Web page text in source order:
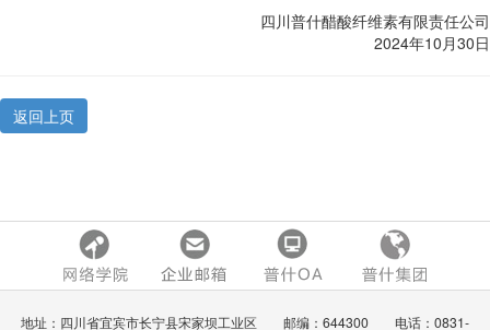
四川普什醋酸纤维素有限责任公司
2024年10月30日
返回上页
地址：四川省宜宾市长宁县宋家坝工业区 邮编：644300 电话：0831-